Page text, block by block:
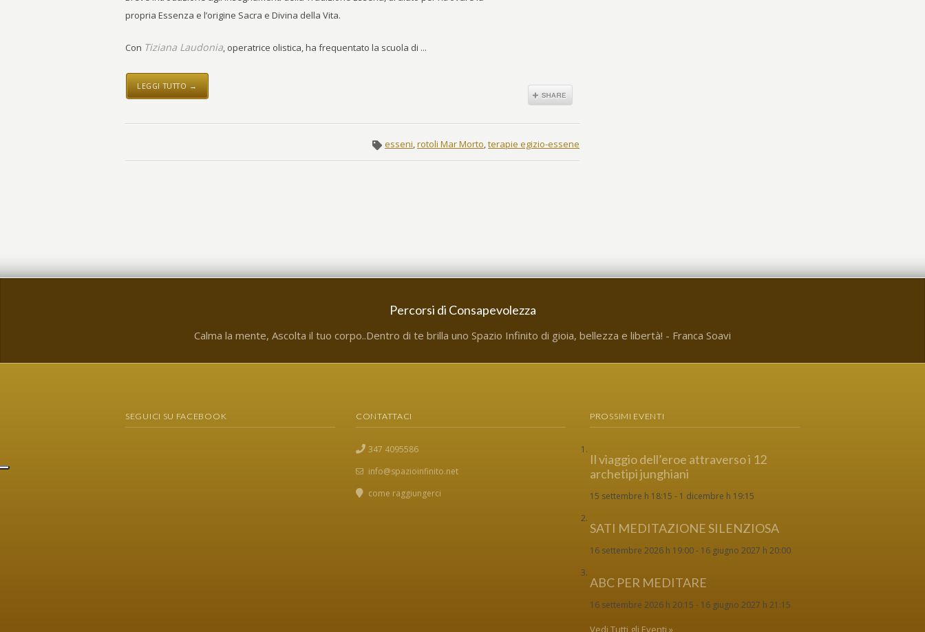
propria Essenza e l’origine Sacra e Divina della Vita.
Con Tiziana Laudonia, operatrice olistica, ha frequentato la scuola di ...
LEGGI TUTTO →
esseni,rotoli Mar Morto,terapie egizio-essene
Percorsi di Consapevolezza
Calma la mente, Ascolta il tuo corpo..Dentro di te brilla uno Spazio Infinito di gioia, bellezza e libertà! - Franca Soavi
SEGUICI SU FACEBOOK CONTATTACI
347 4095586
info@spazioinfinito.net
come raggiungerci
PROSSIMI EVENTI
Il viaggio dell’eroe attraverso i 12
archetipi junghiani
15 settembre h 18:15 - 1 dicembre h 19:15
SATI MEDITAZIONE SILENZIOSA
16 settembre 2026 h 19:00- 16 giugno 2027 h 20:00
ABC PER MEDITARE
16 settembre 2026 h 20:15 - 16 giugno 2027 h 21:15
Vedi Tutti gli Eventi »